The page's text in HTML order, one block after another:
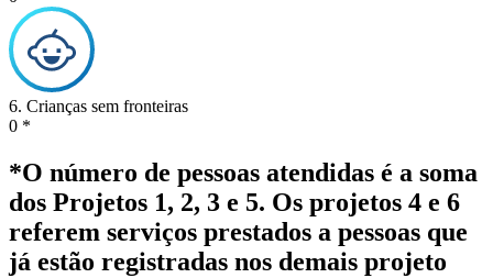
6. Crianças sem fronteiras
0 *
*O número de pessoas atendidas é a soma
dos Projetos 1, 2, 3 e 5. Os projetos 4 e 6
referem serviços prestados a pessoas que
já estão registradas nos demais projeto